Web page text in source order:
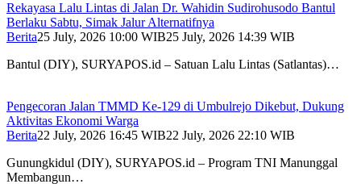
Rekayasa Lalu Lintas di Jalan Dr. Wahidin Sudirohusodo Bantul
Berlaku Sabtu, Simak Jalur Alternatifnya
Berita25 July, 2026 10:00 WIB25 July, 2026 14:39 WIB
Bantul (DIY), SURYAPOS.id – Satuan Lalu Lintas (Satlantas)…
Pengecoran Jalan TMMD Ke-129 di Umbulrejo Dikebut, Dukung
Aktivitas Ekonomi Warga
Berita22 July, 2026 16:45 WIB22 July, 2026 22:10 WIB
Gunungkidul (DIY), SURYAPOS.id – Program TNI Manunggal
Membangun…